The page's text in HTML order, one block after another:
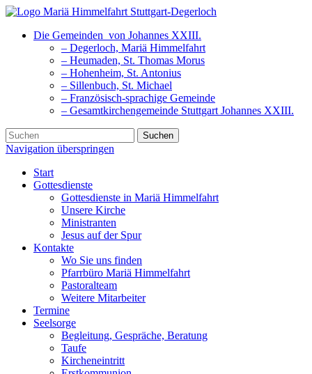
Die Gemeinden von Johannes XXIII.
– Degerloch, Mariä Himmelfahrt
– Heumaden, St. Thomas Morus
– Hohenheim, St. Antonius
– Sillenbuch, St. Michael
– Französisch-sprachige Gemeinde
– Gesamtkirchengemeinde Stuttgart Johannes XXIII.
Suchen
Navigation überspringen
Start
Gottesdienste
Gottesdienste in Mariä Himmelfahrt
Unsere Kirche
Ministranten
Jesus auf der Spur
Kontakte
Wo Sie uns finden
Pfarrbüro Mariä Himmelfahrt
Pastoralteam
Weitere Mitarbeiter
Termine
Seelsorge
Begleitung, Gespräche, Beratung
Taufe
Kircheneintritt